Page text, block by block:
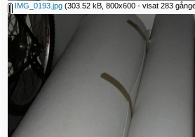
IMG_0193.jpg (303.52 kB, 800x600 - visat 283